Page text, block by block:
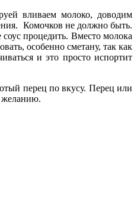
вливаем молоко, доводим
Комочков не должно быть.
процедить. Вместо молока
особенно сметану, так как
и это просто испортит
перец по вкусу. Перец или
желанию.